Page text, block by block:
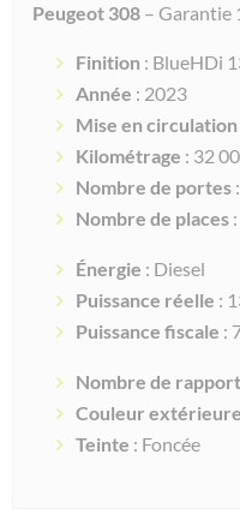
Peugeot 308 – Garantie
Finition : BlueHDi
Année : 2023
Mise en circulation
Kilométrage : 32
Nombre de portes
Nombre de places
Énergie : Diesel
Puissance réelle :
Puissance fiscale :
Nombre de
Couleur extérieure
Teinte : Foncée